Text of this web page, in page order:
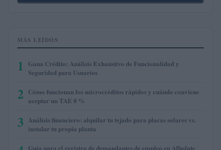
MÁS LEÍDOS
1
Gana Crédito: Análisis Exhaustivo de Funcionalidad y
Seguridad para Usuarios
2 Cómo funcionan los microcréditos rápidos y cuándo conviene
aceptar un TAE 0 %
3 Análisis financiero: alquilar tu tejado para placas solares vs.
instalar tu propia planta
Guía para el registro de demandantes de empleo en Albolote